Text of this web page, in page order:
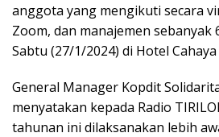
anggota yang mengikuti secara
Zoom, dan manajemen sebanyak
Sabtu (27/1/2024) di Hotel Cahaya
General Manager Kopdit
menyatakan kepada Radio
tahunan ini dilaksanakan lebih